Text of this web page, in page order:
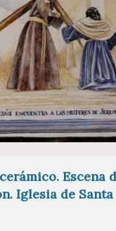
Escena
Iglesia de